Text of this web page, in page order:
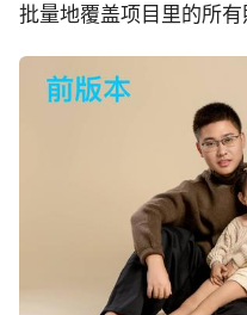
批量地覆盖项目里的所有